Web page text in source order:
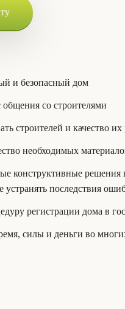
и безопасный дом
со строителями
строителей и качество
необходимых
конструктивные решения
устранять последствия
регистрации дома в
силы и деньги во